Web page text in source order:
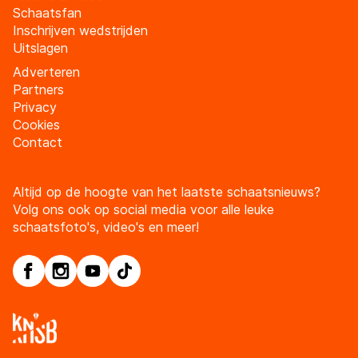
Schaatsfan
Inschrijven wedstrijden
Uitslagen
Adverteren
Partners
Privacy
Cookies
Contact
Altijd op de hoogte van het laatste schaatsnieuws?
Volg ons ook op social media voor alle leuke
schaatsfoto's, video's en meer!